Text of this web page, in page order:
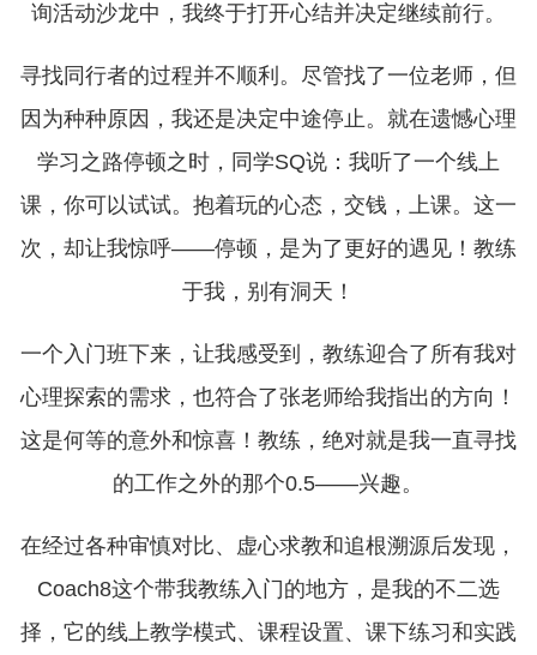
询活动沙龙中，我终于打开心结并决定继续前行。
寻找同行者的过程并不顺利。尽管找了一位老师，但
因为种种原因，我还是决定中途停止。就在遗憾心理
学习之路停顿之时，同学SQ说：我听了一个线上
课，你可以试试。抱着玩的心态，交钱，上课。这一
次，却让我惊呼——停顿，是为了更好的遇见！教练
于我，别有洞天！
一个入门班下来，让我感受到，教练迎合了所有我对
心理探索的需求，也符合了张老师给我指出的方向！
这是何等的意外和惊喜！教练，绝对就是我一直寻找
的工作之外的那个0.5——兴趣。
在经过各种审慎对比、虚心求教和追根溯源后发现，
Coach8这个带我教练入门的地方，是我的不二选
择，它的线上教学模式、课程设置、课下练习和实践